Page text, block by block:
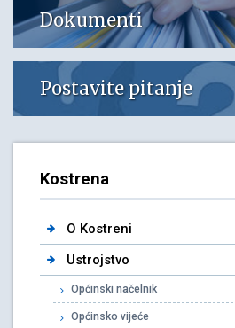
Dokumenti
Postavite pitanje
Kostrena
O Kostreni
Ustrojstvo
Općinski načelnik
Općinsko vijeće